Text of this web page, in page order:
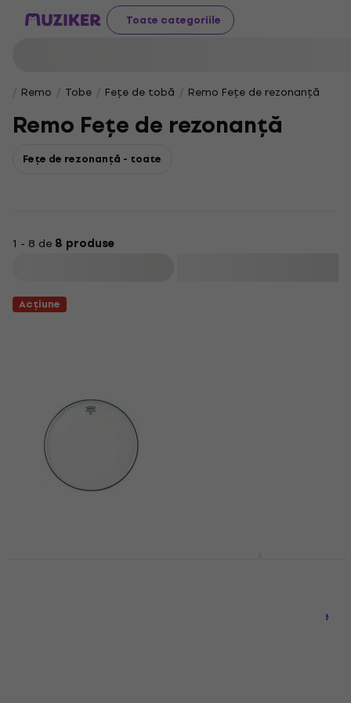
Toate categoriile
Remo Tobe Fețe de tobă Remo Fețe de rezonanță
Remo Fețe de rezonanță
Fețe de rezonanță - toate
1 - 8 de 8 produse
Acțiune
Side 14" Grey Față de